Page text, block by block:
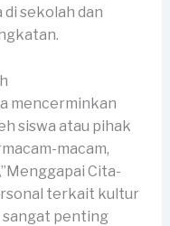
sekolah dan
mencerminkan
siswa atau pihak
macam,
Cita-
terkait kultur
sangat penting